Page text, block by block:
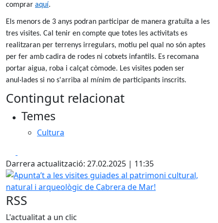
comprar aquí.
Els menors de 3 anys podran participar de manera gratuïta a les
tres visites. Cal tenir en compte que totes les activitats es
realitzaran per terrenys irregulars, motiu pel qual no són aptes
per fer amb cadira de rodes ni cotxets infantils. Es recomana
portar aigua, roba i calçat còmode. Les visites poden ser
anul·lades si no s'arriba al mínim de participants inscrits.
Contingut relacionat
Temes
Cultura
Darrera actualització: 27.02.2025 | 11:35
Apunta’t a les visites guiades al patrimoni cultural,
RSS
L'actualitat a un clic